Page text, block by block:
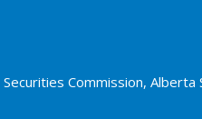
Commission,